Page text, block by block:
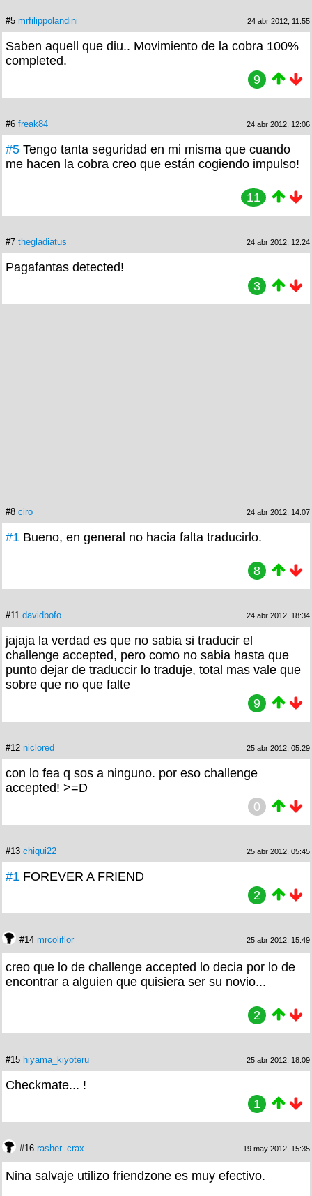
#5 mrfilippolandini 24 abr 2012, 11:55
Saben aquell que diu.. Movimiento de la cobra 100%
completed.
9
#6 freak84 24 abr 2012, 12:06
#5 Tengo tanta seguridad en mi misma que cuando
me hacen la cobra creo que están cogiendo impulso!
11
#7 thegladiatus 24 abr 2012, 12:24
Pagafantas detected!
3
#8 ciro 24 abr 2012, 14:07
#1 Bueno, en general no hacia falta traducirlo.
8
#11 davidbofo 24 abr 2012, 18:34
jajaja la verdad es que no sabia si traducir el
challenge accepted, pero como no sabia hasta que
punto dejar de traduccir lo traduje, total mas vale que
sobre que no que falte
9
#12 niclored 25 abr 2012, 05:29
con lo fea q sos a ninguno. por eso challenge
accepted! >=D
0
#13 chiqui22 25 abr 2012, 05:45
#1 FOREVER A FRIEND
2
#14 mrcoliflor 25 abr 2012, 15:49
creo que lo de challenge accepted lo decia por lo de
encontrar a alguien que quisiera ser su novio...
2
#15 hiyama_kiyoteru 25 abr 2012, 18:09
Checkmate... !
1
#16 rasher_crax 19 may 2012, 15:35
Nina salvaje utilizo friendzone es muy efectivo.